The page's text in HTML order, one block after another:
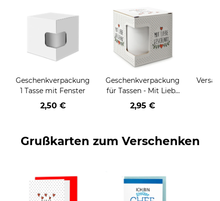
Geschenkverpackung
1 Tasse mit Fenster
2,50 €
Geschenkverpackung
für Tassen - Mit Liebe
geschenkt
2,95 €
Grußkarten zum Verschenken